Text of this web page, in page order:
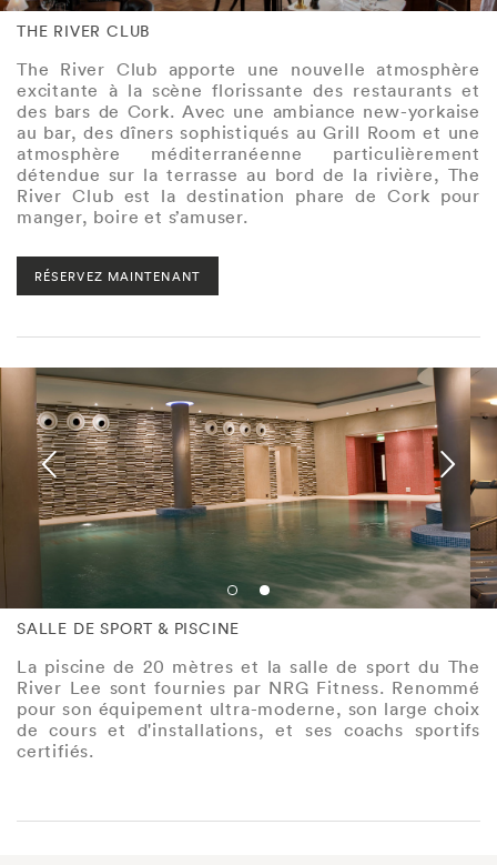
THE RIVER CLUB
The River Club apporte une nouvelle atmosphère
excitante à la scène florissante des restaurants et
des bars de Cork. Avec une ambiance new-yorkaise
au bar, des dîners sophistiqués au Grill Room et une
atmosphère méditerranéenne particulièrement
détendue sur la terrasse au bord de la rivière, The
River Club est la destination phare de Cork pour
manger, boire et s’amuser.
RÉSERVEZ MAINTENANT
SALLE DE SPORT & PISCINE
La piscine de 20 mètres et la salle de sport du The
River Lee sont fournies par NRG Fitness. Renommé
pour son équipement ultra-moderne, son large choix
de cours et d'installations, et ses coachs sportifs
certifiés.